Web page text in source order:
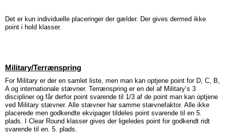
Det er kun individuelle placeringer der gælder. Der gives dermed ikke
point i hold klasser.
Military/Terrænspring
For Military er der en samlet liste, men man kan optjene point for D, C, B,
A og internationale stævner. Terrænspring er en del af Military’s 3
discipliner og får derfor point svarende til 1/3 af de point man kan optjene
ved Military stævner. Alle stævner har samme stævnefaktor. Alle ikke
placerede men godkendte ekvipager tildeles point svarende til en 5.
plads. I Clear Round klasser gives der ligeledes point for godkendt ridt
svarende til en. 5. plads.